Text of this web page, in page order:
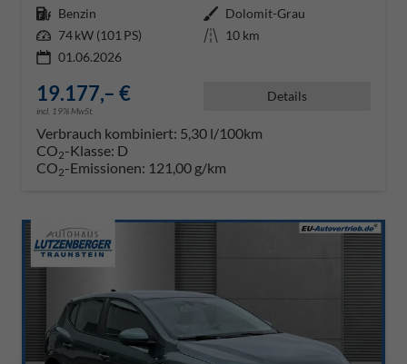
Kraftstoff Benzin Außenfarbe Dolomit-Grau
Leistung 74 kW (101 PS) Kilometerstand 10 km
01.06.2026
19.177,– €
incl. 19% MwSt.
Details
Verbrauch kombiniert: 5,30 l/100km
CO2-Klasse: D
CO2-Emissionen: 121,00 g/km